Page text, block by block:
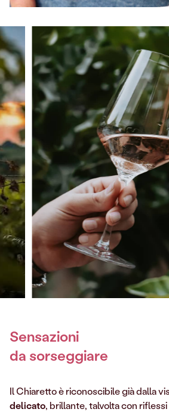
Sensazioni
da sorseggiare
Il Chiaretto è riconoscibile già dalla
delicato, brillante, talvolta con